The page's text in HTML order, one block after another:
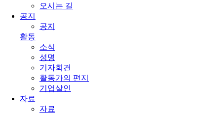
오시는 길
공지
공지
활동
소식
성명
기자회견
활동가의 편지
기업살인
자료
자료